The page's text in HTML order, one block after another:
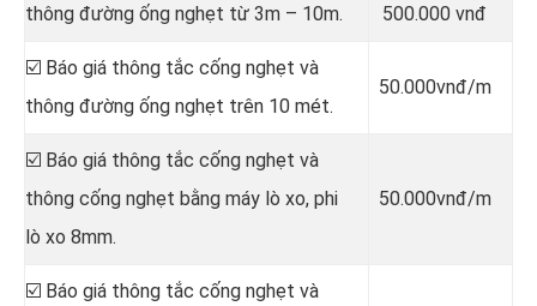
thông đường ống nghẹt từ 3m – 10m. 500.000 vnđ
☑️ Báo giá thông tắc cống nghẹt và
thông đường ống nghẹt trên 10 mét.
50.000vnđ/m
☑️ Báo giá thông tắc cống nghẹt và
thông cống nghẹt bằng máy lò xo, phi
lò xo 8mm.
50.000vnđ/m
☑️ Báo giá thông tắc cống nghẹt và